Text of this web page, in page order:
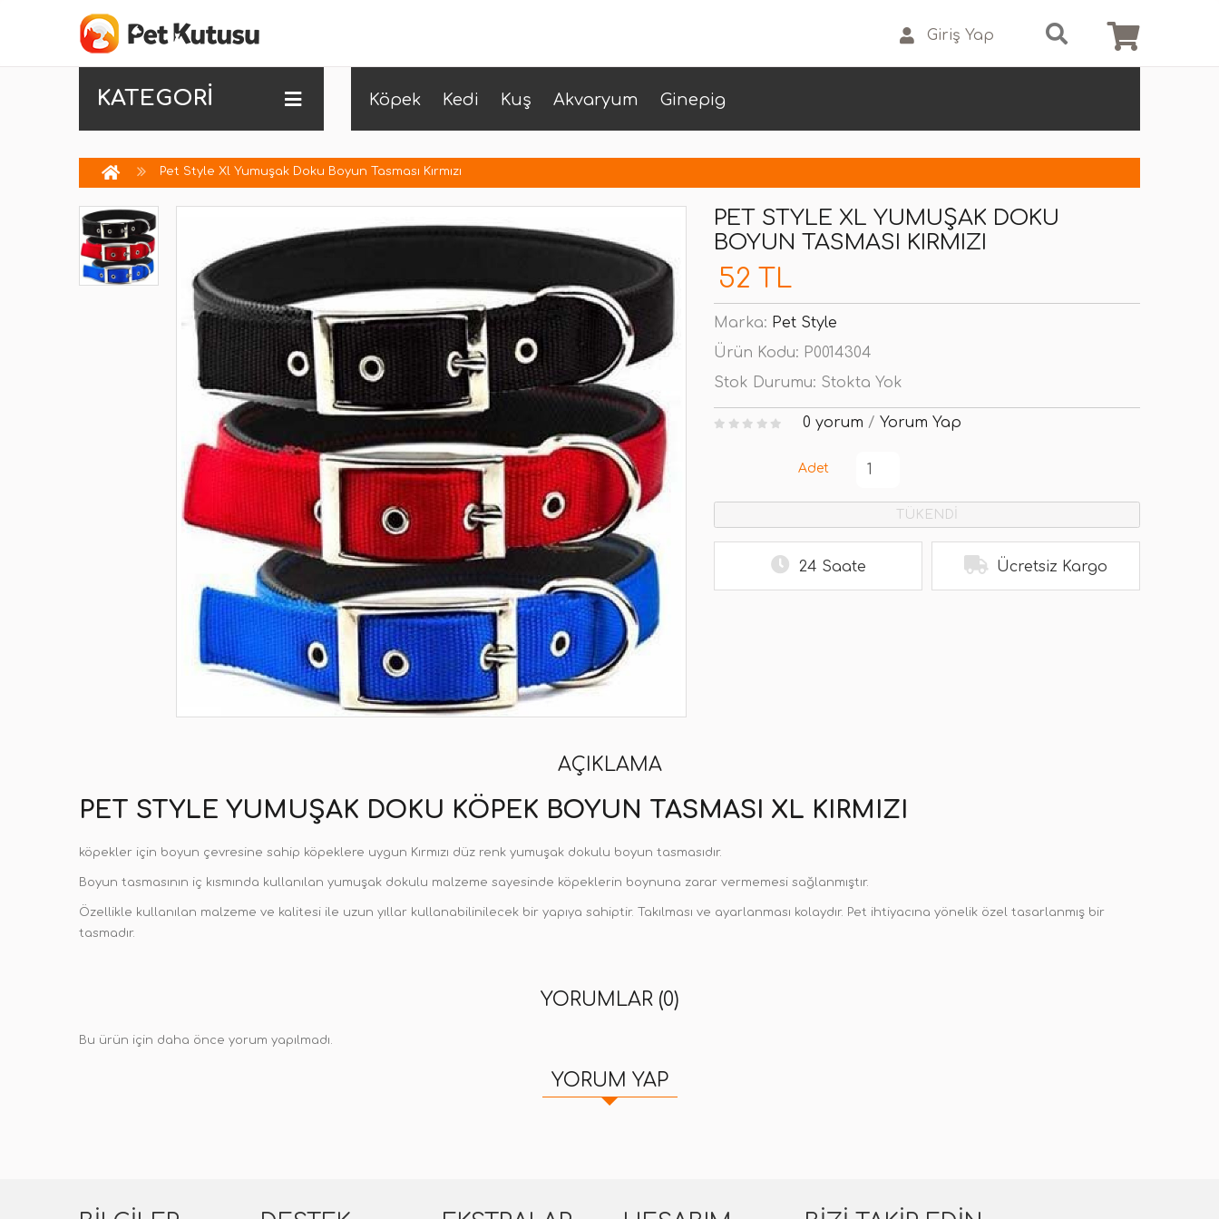
Giriş Yap
KATEGORİ Köpek Kedi Kuş Akvaryum Ginepig
Pet Style Xl Yumuşak Doku Boyun Tasması Kırmızı
PET STYLE XL YUMUŞAK DOKU
BOYUN TASMASI KIRMIZI
52 TL
Marka: Pet Style
Ürün Kodu: P0014304
Stok Durumu: Stokta Yok
0 yorum / Yorum Yap
Adet
TÜKENDİ
24 Saate Ücretsiz Kargo
AÇIKLAMA
PET STYLE YUMUŞAK DOKU KÖPEK BOYUN TASMASI XL KIRMIZI
köpekler için boyun çevresine sahip köpeklere uygun Kırmızı düz renk yumuşak dokulu boyun tasmasıdır.
Boyun tasmasının iç kısmında kullanılan yumuşak dokulu malzeme sayesinde köpeklerin boynuna zarar vermemesi sağlanmıştır.
Özellikle kullanılan malzeme ve kalitesi ile uzun yıllar kullanabilinilecek bir yapıya sahiptir. Takılması ve ayarlanması kolaydır. Pet ihtiyacına yönelik özel tasarlanmış bir
tasmadır.
YORUMLAR (0)
Bu ürün için daha önce yorum yapılmadı.
YORUM YAP